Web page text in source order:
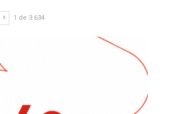
1 de 3.634